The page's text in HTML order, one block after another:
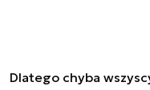
Dlatego chyba